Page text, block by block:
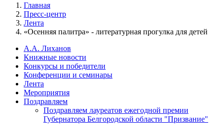
Главная
Пресс-центр
Лента
«Осенняя палитра» - литературная прогулка для детей
А.А. Лиханов
Книжные новости
Конкурсы и победители
Конференции и семинары
Лента
Мероприятия
Поздравляем
Поздравляем лауреатов ежегодной премии
Губернатора Белгородской области "Призвание"